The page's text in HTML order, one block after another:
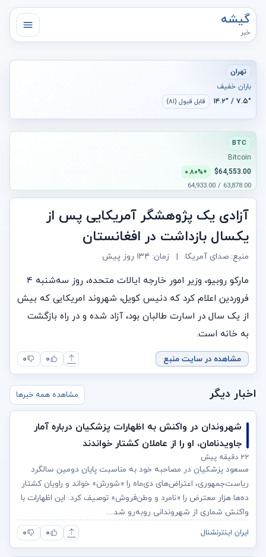
گیشه
خبر
تهران
باران خفیف
۷.۵° / ۱۴.۲° قابل قبول (۸۱)
BTC
Bitcoin
$64,553.00
+۰.۸۰%
63,878.00 / 64,933.00
آزادی یک پژوهشگر آمریکایی پس از
یکسال بازداشت در افغانستان
منبع: صدای آمریکا | زمان: ۱۳۴ روز پیش
مارکو روبیو، وزیر امور خارجه ایالات متحده، روز سه‌شنبه ۴
فروردین اعلام کرد که دنیس کویل، شهروند امریکایی که بیش
از یک سال در اسارت طالبان بود، آزاد شده و در راه بازگشت
به خانه است.
مشاهده در سایت منبع ۰ ۰
اخبار دیگر مشاهده همه خبرها
شهروندان در واکنش به اظهارات پزشکیان درباره آمار
جاویدنامان، او را از عاملان کشتار خواندند
۲۲ دقیقه پیش
مسعود پزشکیان در مصاحبه خود به مناسبت پایان دومین سالگرد
ریاست‌جمهوری، اعتراض‌های دی‌ماه را «شورش» خواند و راویان کشتار
ده‌ها هزار معترض را «نامرد و وطن‌فروش» توصیف کرد. این اظهارات با
واکنش شماری از شهروندانی روبه‌رو شد...
ایران اینترنشنال ۰ ۰